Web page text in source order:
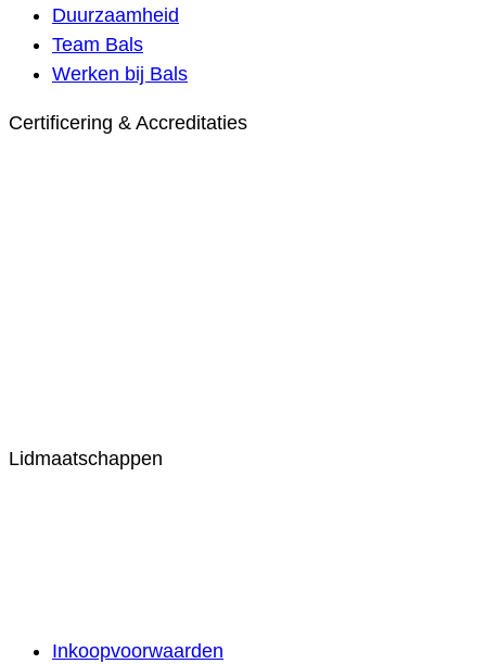
Duurzaamheid
Team Bals
Werken bij Bals
Certificering & Accreditaties
Lidmaatschappen
Inkoopvoorwaarden